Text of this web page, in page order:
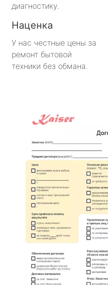
диагностику.
Наценка
У нас честные цены за
ремонт бытовой
техники без обмана.